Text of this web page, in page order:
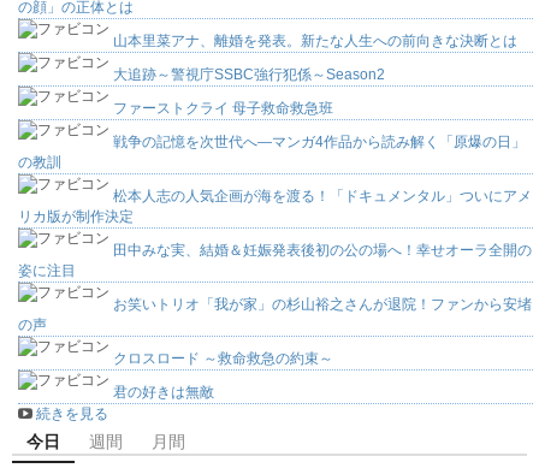
の顔」の正体とは
山本里菜アナ、離婚を発表。新たな人生への前向きな決断とは
大追跡～警視庁SSBC強行犯係～Season2
ファーストクライ 母子救命救急班
戦争の記憶を次世代へ―マンガ4作品から読み解く「原爆の日」
の教訓
松本人志の人気企画が海を渡る！「ドキュメンタル」ついにアメ
リカ版が制作決定
田中みな実、結婚＆妊娠発表後初の公の場へ！幸せオーラ全開の
姿に注目
お笑いトリオ「我が家」の杉山裕之さんが退院！ファンから安堵
の声
クロスロード ～救命救急の約束～
君の好きは無敵
続きを見る
今日 週間 月間